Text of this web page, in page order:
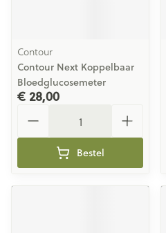
Contour
Contour Next Koppelbaar
Bloedglucosemeter
€ 28,00
Bestel